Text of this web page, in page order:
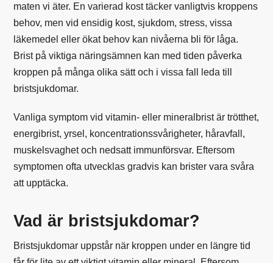
maten vi äter. En varierad kost täcker vanligtvis kroppens
behov, men vid ensidig kost, sjukdom, stress, vissa
läkemedel eller ökat behov kan nivåerna bli för låga.
Brist på viktiga näringsämnen kan med tiden påverka
kroppen på många olika sätt och i vissa fall leda till
bristsjukdomar.
Vanliga symptom vid vitamin- eller mineralbrist är trötthet,
energibrist, yrsel, koncentrationssvårigheter, håravfall,
muskelsvaghet och nedsatt immunförsvar. Eftersom
symptomen ofta utvecklas gradvis kan brister vara svåra
att upptäcka.
Vad är bristsjukdomar?
Bristsjukdomar uppstår när kroppen under en längre tid